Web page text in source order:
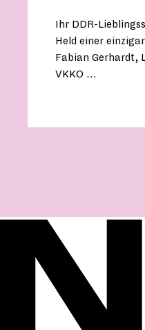
Ihr DDR-
Held einer
Fabian Gerhardt,
VKKO …